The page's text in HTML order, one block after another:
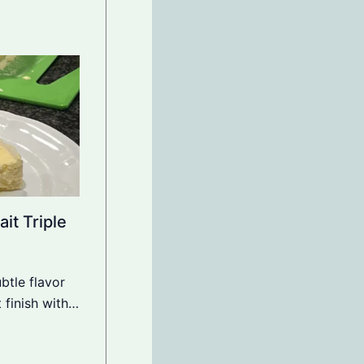
Triple
flavor
finish with…